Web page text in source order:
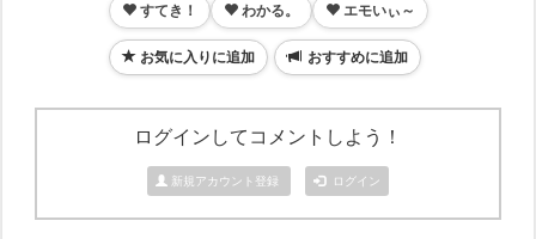
すてき！ わかる。 エモいぃ～
お気に入りに追加 おすすめに追加
ログインしてコメントしよう！
新規アカウント登録 ログイン